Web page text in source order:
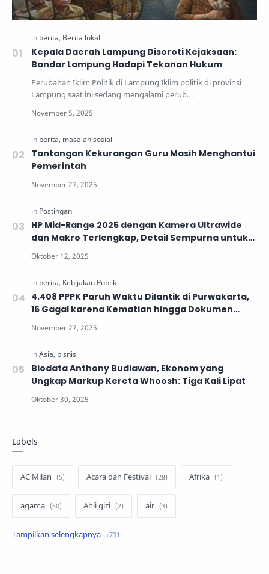
Kepala Daerah Lampung Disoroti Kejaksaan:
Bandar Lampung Hadapi Tekanan Hukum
Perubahan Iklim Politik di Lampung Iklim politik di provinsi
Lampung saat ini sedang mengalami perub…
Tantangan Kekurangan Guru Masih Menghantui
Pemerintah
HP Mid-Range 2025 dengan Kamera Ultrawide
dan Makro Terlengkap, Detail Sempurna untuk
Generasi Muda
4.408 PPPK Paruh Waktu Dilantik di Purwakarta,
16 Gagal karena Kematian hingga Dokumen
Tidak Lengkap
Biodata Anthony Budiawan, Ekonom yang
Ungkap Markup Kereta Whoosh: Tiga Kali Lipat
Labels
AC Milan Acara dan Festival Afrika
agama Ahli gizi air
air minum Airbnb